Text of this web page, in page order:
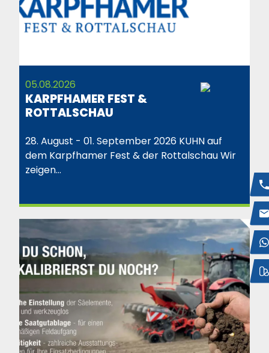
05.08.2026
KARPFHAMER FEST &
ROTTALSCHAU
28. August - 01. September 2026 KUHN auf
dem Karpfhamer Fest & der Rottalschau Wir
zeigen…